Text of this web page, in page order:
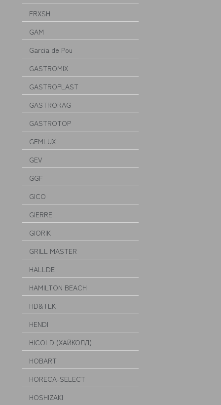
FRXSH
GAM
Garcia de Pou
GASTROMIX
GASTROPLAST
GASTRORAG
GASTROTOP
GEMLUX
GEV
GGF
GICO
GIERRE
GIORIK
GRILL MASTER
HALLDE
HAMILTON BEACH
HD&TEK
HENDI
HICOLD (ХАЙКОЛД)
HOBART
HORECA-SELECT
HOSHIZAKI